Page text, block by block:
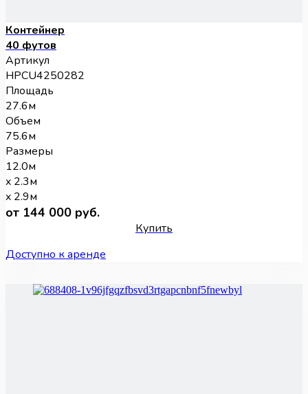
Контейнер
40 футов
Артикул
HPCU4250282
Площадь
27.6м
Объем
75.6м
Размеры
12.0м
x 2.3м
x 2.9м
от 144 000 руб.
Купить
Доступно к аренде